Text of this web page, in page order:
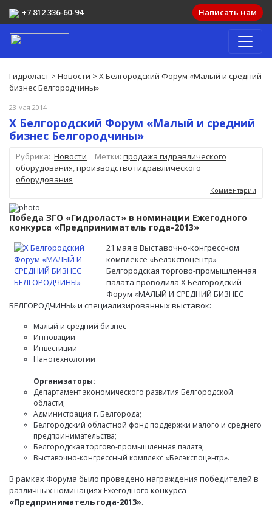
+7 812 336-60-94 Написать нам
Гидроласт > Новости > Х Белгородский Форум «Малый и средний
бизнес Белгородчины»
23 мая 2014
Х Белгородский Форум «Малый и средний
бизнес Белгородчины»
Рубрика: Новости Метки: продажа гидравлического
оборудования,производство гидравлического
оборудования
Комментарии
Победа ЗГО «Гидроласт» в номинации Ежегодного
конкурса «Предприниматель года-2013»
21 мая в Выставочно-конгрессном
комплексе «Белэкспоцентр»
Белгородская торгово-промышленная
палата проводила Х Белгородский
Форум «МАЛЫЙ И СРЕДНИЙ БИЗНЕС
БЕЛГОРОДЧИНЫ» и специализированных выставок:
Малый и средний бизнес
Инновации
Инвестиции
Нанотехнологии
Организаторы:
Департамент экономического развития Белгородской
области;
Администрация г. Белгорода;
Белгородский областной фонд поддержки малого и среднего
предпринимательства;
Белгородская торгово-промышленная палата;
Выставочно-конгрессный комплекс «Белэкспоцентр».
В рамках Форума было проведено награждения победителей в
различных номинациях Ежегодного конкурса
«Предприниматель года-2013».